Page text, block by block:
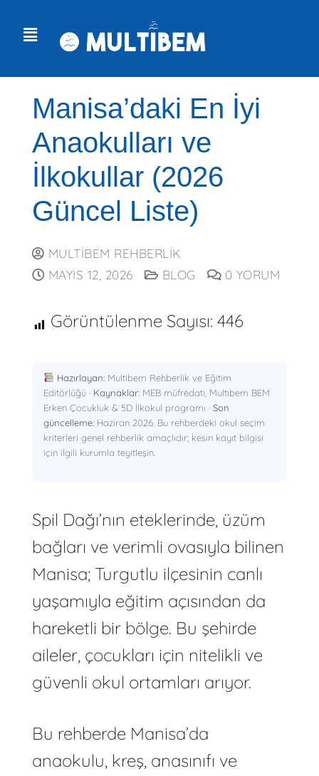
Manisa’daki En İyi
Anaokulları ve
İlkokullar (2026
Güncel Liste)
MULTIBEM REHBERLIK
MAYIS 12, 2026
BLOG 0 YORUM
Görüntülenme Sayısı: 446
Hazırlayan:Multibem Rehberlik ve Eğitim
Editörlüğü · Kaynaklar:MEB müfredatı, Multibem BEM
Erken Çocukluk & 5D İlkokul programı · Son
güncelleme:Haziran 2026. Bu rehberdeki okul seçim
kriterleri genel rehberlik amaçlıdır; kesin kayıt bilgisi
için ilgili kurumla teyitleşin.
Spil Dağı’nın eteklerinde, üzüm
bağları ve verimli ovasıyla bilinen
Manisa; Turgutlu ilçesinin canlı
yaşamıyla eğitim açısından da
hareketli bir bölge. Bu şehirde
aileler, çocukları için nitelikli ve
güvenli okul ortamları arıyor.
Bu rehberde Manisa’da
anaokulu, kreş, anasınıfı ve